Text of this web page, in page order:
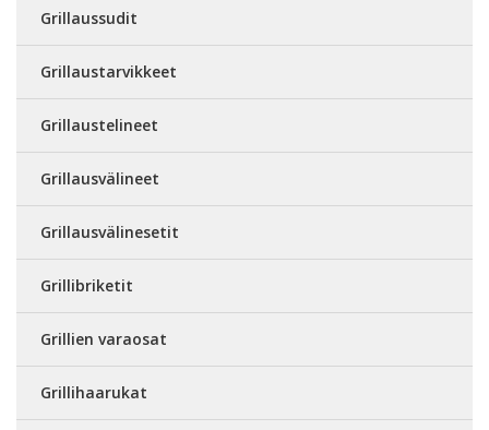
Grillaussudit
Grillaustarvikkeet
Grillaustelineet
Grillausvälineet
Grillausvälinesetit
Grillibriketit
Grillien varaosat
Grillihaarukat